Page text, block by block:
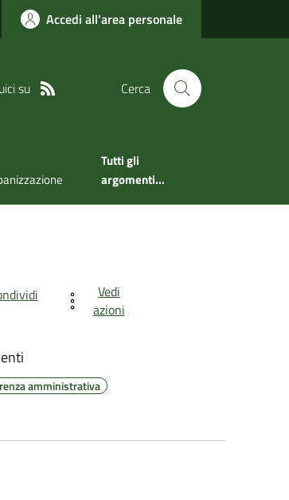
Accedi all'area personale
su Cerca
Tutti gli
argomenti...
Vedi
azioni
amministrativa